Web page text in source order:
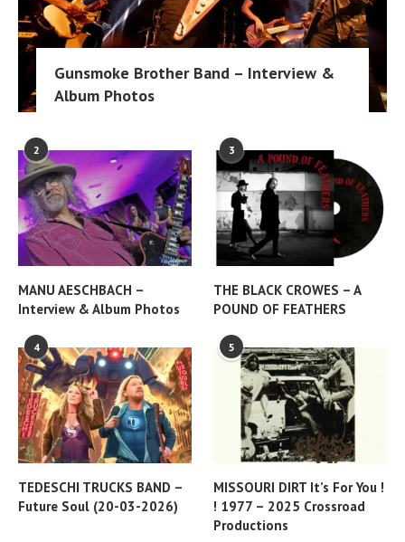
Gunsmoke Brother Band – Interview &
Album Photos
2
MANU AESCHBACH –
Interview & Album Photos
3
THE BLACK CROWES – A
POUND OF FEATHERS
4
TEDESCHI TRUCKS BAND –
Future Soul (20-03-2026)
5
MISSOURI DIRT It’s For You !
! 1977 – 2025 Crossroad
Productions